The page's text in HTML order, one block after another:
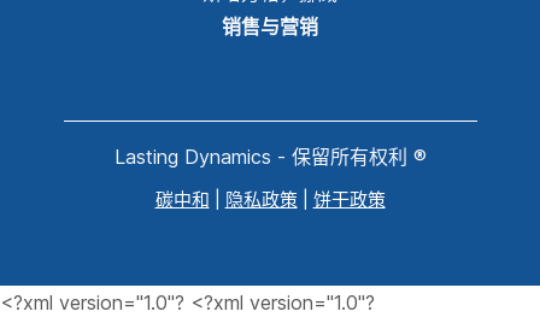
销售与营销
Lasting Dynamics - 保留所有权利 ®
碳中和 隐私政策| 饼干政策
<?xml version="1.0"? <?xml version="1.0"?